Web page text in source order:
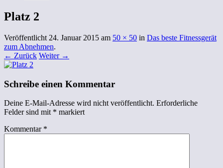
Platz 2
Veröffentlicht 24. Januar 2015 am 50 × 50 in Das beste Fitnessgerät
zum Abnehmen.
← Zurück Weiter →
Schreibe einen Kommentar
Deine E-Mail-Adresse wird nicht veröffentlicht. Erforderliche
Felder sind mit * markiert
Kommentar *